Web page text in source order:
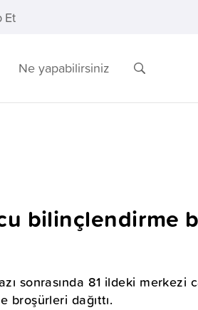
Et
Ne yapabilirsiniz
bilinçlendirme
sonrasında 81 ildeki merkezi
broşürleri dağıttı.